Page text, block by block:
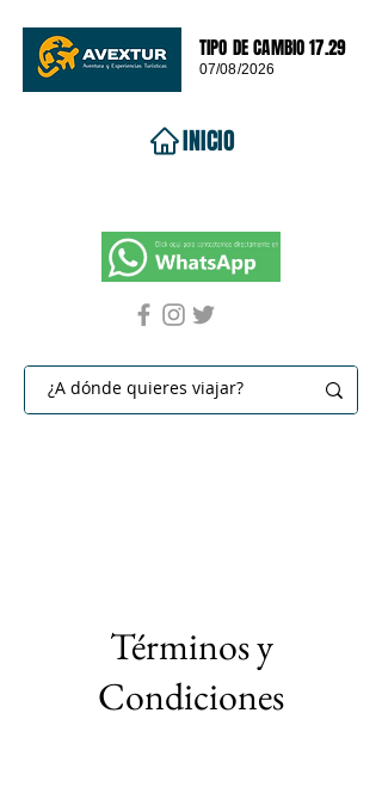
TIPO DE CAMBIO 17.29
07/08/2026
INICIO
Términos y
Condiciones